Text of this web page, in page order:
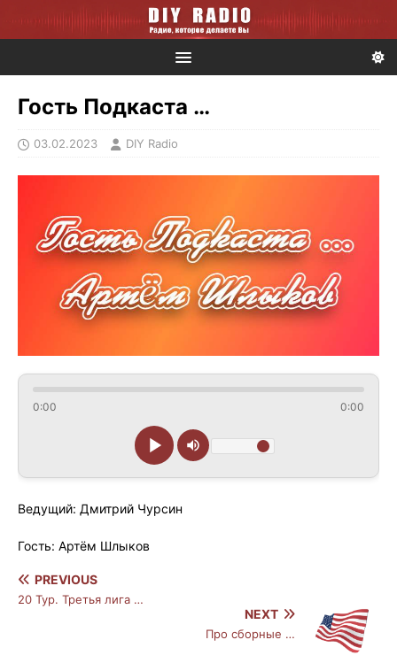
Гость Подкаста …
03.02.2023 DIY Radio
0:00 0:00
Ведущий: Дмитрий Чурсин
Гость: Артём Шлыков
PREVIOUS
20 Тур. Третья лига …
NEXT
Про сборные …